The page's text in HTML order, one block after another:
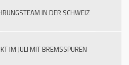
IN DER SCHWEIZ
IM JULI MIT BREMSSPUREN